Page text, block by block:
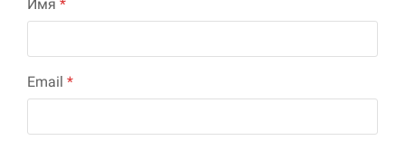
Имя *
Email *